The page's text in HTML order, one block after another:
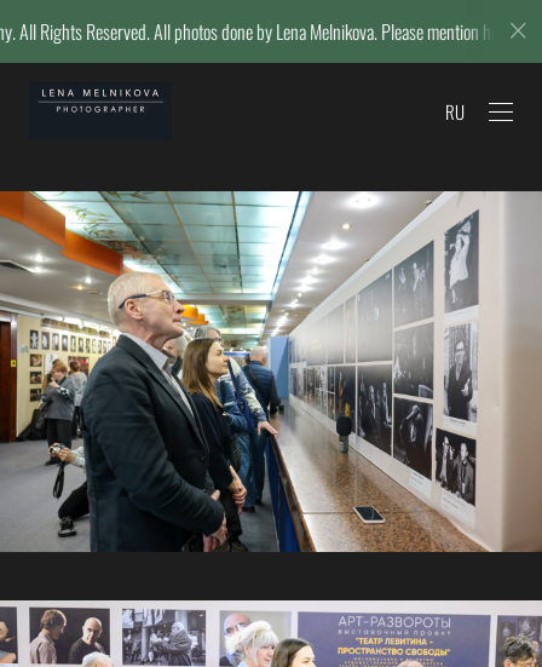
All photos done by Lena Melnikova. Please mention her name if reposting.
RU